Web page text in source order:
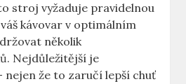
stroj vyžaduje ‍pravidelnou⁤
kávovar v optimálním
několik‍
⁤Nejdůležitější je
nejen že to zaručí lepší chuť‍